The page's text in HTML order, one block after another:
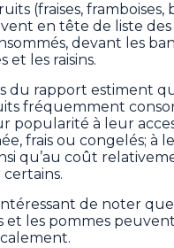
(fraises, framboises,
en tête de liste
devant les
et les raisins.
du rapport estiment
fréquemment
popularité à leur
frais ou congelés; à
qu’au coût
de noter
et les pommes